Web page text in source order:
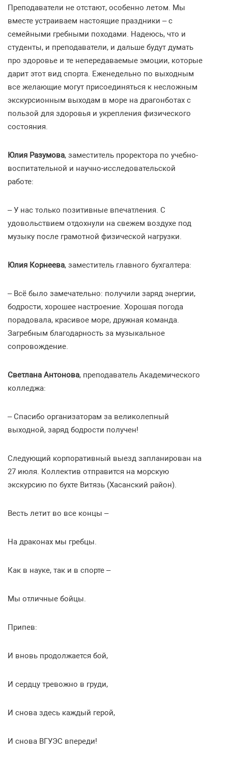
Преподаватели не отстают, особенно летом. Мы
вместе устраиваем настоящие праздники – с
семейными гребными походами. Надеюсь, что и
студенты, и преподаватели, и дальше будут думать
про здоровье и те непередаваемые эмоции, которые
дарит этот вид спорта. Еженедельно по выходным
все желающие могут присоединяться к несложным
экскурсионным выходам в море на драгонботах с
пользой для здоровья и укрепления физического
состояния.
Юлия Разумова, заместитель проректора по учебно-
воспитательной и научно-исследовательской
работе:
– У нас только позитивные впечатления. С
удовольствием отдохнули на свежем воздухе под
музыку после грамотной физической нагрузки.
Юлия Корнеева, заместитель главного бухгалтера:
– Всё было замечательно: получили заряд энергии,
бодрости, хорошее настроение. Хорошая погода
порадовала, красивое море, дружная команда.
Загребным благодарность за музыкальное
сопровождение.
Светлана Антонова, преподаватель Академического
колледжа:
– Спасибо организаторам за великолепный
выходной, заряд бодрости получен!
Следующий корпоративный выезд запланирован на
27 июля. Коллектив отправится на морскую
экскурсию по бухте Витязь (Хасанский район).
Весть летит во все концы –
На драконах мы гребцы.
Как в науке, так и в спорте –
Мы отличные бойцы.
Припев:
И вновь продолжается бой,
И сердцу тревожно в груди,
И снова здесь каждый герой,
И снова ВГУЭС впереди!